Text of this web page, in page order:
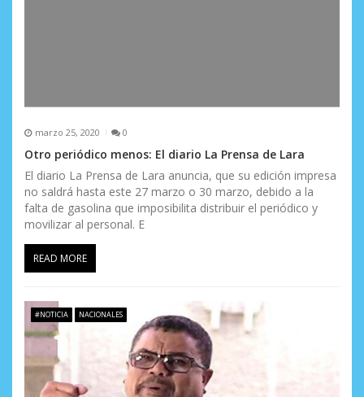
marzo 25, 2020 0
Otro periódico menos: El diario La Prensa de Lara
El diario La Prensa de Lara anuncia, que su edición impresa
no saldrá hasta este 27 marzo o 30 marzo, debido a la
falta de gasolina que imposibilita distribuir el periódico y
movilizar al personal. E
READ MORE
#NOTICIA NACIONALES